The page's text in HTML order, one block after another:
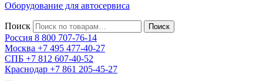
Оборудование для автосервиса
Поиск
Россия 8 800 707-76-14
Москва +7 495 477-40-27
СПБ +7 812 607-40-52
Краснодар +7 861 205-45-27